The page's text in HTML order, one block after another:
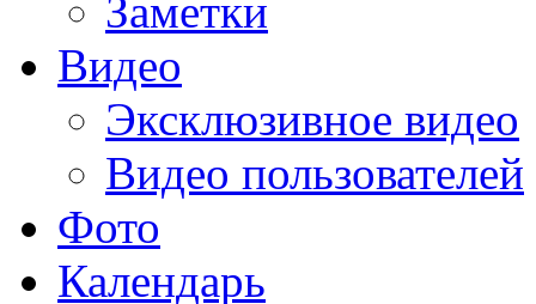
Заметки
Видео
Эксклюзивное видео
Видео пользователей
Фото
Календарь